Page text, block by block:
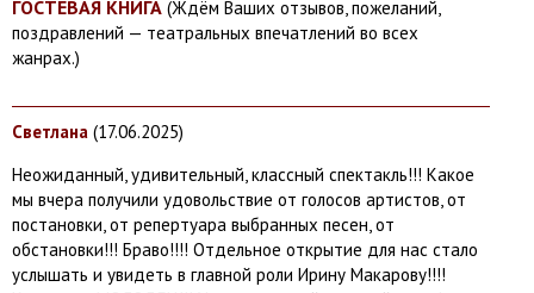
ГОСТЕВАЯ КНИГА (Ждём Ваших отзывов, пожеланий,
поздравлений — театральных впечатлений во всех
жанрах.)
Светлана (17.06.2025)
Неожиданный, удивительный, классный спектакль!!! Какое
мы вчера получили удовольствие от голосов артистов, от
постановки, от репертуара выбранных песен, от
обстановки!!! Браво!!!! Отдельное открытие для нас стало
услышать и увидеть в главной роли Ирину Макарову!!!!